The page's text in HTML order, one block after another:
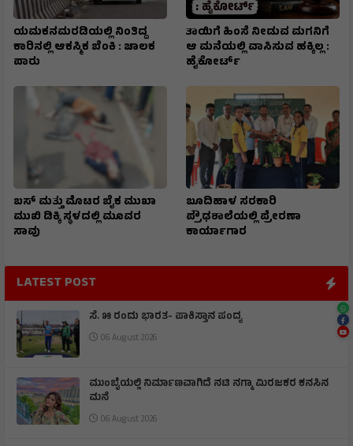
ಯಮಕನಮರಡಿಯಲ್ಲಿ ನಿಂತಿದ್ದ
ಕಾರಿನಲ್ಲಿ ಆಕಸ್ಮಿಕ ಬೆಂಕಿ : ಚಾಲಕ
ಪಾರು
ತಾಯಿಗೆ ಹಿಂಸೆ ನೀಡುವ ಮಗನಿಗೆ
ಆ ಮನೆಯಲ್ಲಿ ವಾಸಿಸುವ ಹಕ್ಕಿಲ್ಲ :
ಹೈಕೋರ್ಟ್
ಬಸ್ ಮತ್ತು ಮೊಟರ ಬೈಕ ಮುಖಾ
ಮುಖಿ‌ ಡಿಕ್ಕಿ ಸ್ಥಳದಲ್ಲಿ ಮೂವರ
ಸಾವು
ಬೂದಿಹಾಳ ಸರಕಾರಿ
ಪ್ರೌಢಶಾಲೆಯಲ್ಲಿ ಪ್ರೇರಣಾ
ಕಾರ್ಯಾಗಾರ
LATEST POST
ಸೆ. ೫ ರಂದು ಭಾರತ- ಪಾಕಿಸ್ತಾನ ಪಂದ್ಯ
06 August 2026
ಮುಂಬೈಯಲ್ಲಿ ನಿರ್ಮಾಣವಾಗಿದೆ ನಟಿ ನಗ್ಮಾ ಮಿರಜಕರ ಕನಸಿನ
ಮನೆ
06 August 2026